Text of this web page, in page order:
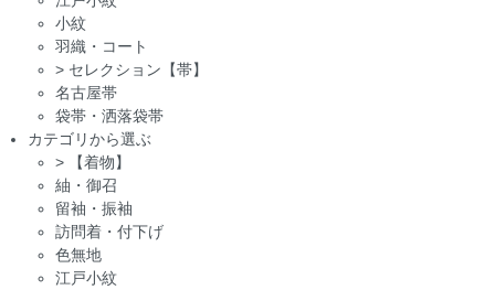
小紋
羽織・コート
> セレクション【帯】
名古屋帯
袋帯・洒落袋帯
カテゴリから選ぶ
>
【着物】
紬・御召
留袖・振袖
訪問着・付下げ
色無地
江戸小紋